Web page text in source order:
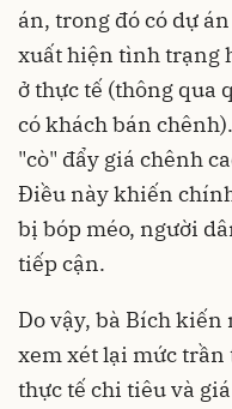
án, trong đó có dự
xuất hiện tình trạng
ở thực tế (thông qua
có khách bán
"cò" đẩy giá chênh
Điều này khiến
bị bóp méo, người
tiếp cận.
Do vậy, bà Bích
xem xét lại mức trần
thực tế chi tiêu và